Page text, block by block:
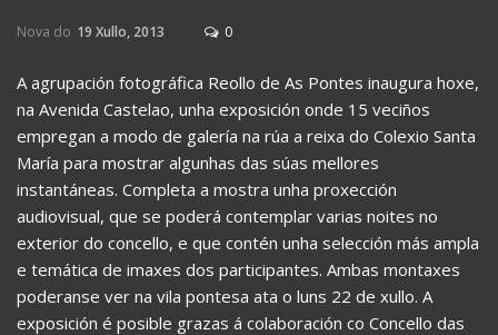
Nova do 19 Xullo, 2013 0
A agrupación fotográfica Reollo de As Pontes inaugura hoxe,
na Avenida Castelao, unha exposición onde 15 veciños
empregan a modo de galería na rúa a reixa do Colexio Santa
María para mostrar algunhas das súas mellores
instantáneas. Completa a mostra unha proxección
audiovisual, que se poderá contemplar varias noites no
exterior do concello, e que contén unha selección más ampla
e temática de imaxes dos participantes. Ambas montaxes
poderanse ver na vila pontesa ata o luns 22 de xullo. A
exposición é posible grazas á colaboración co Concello das